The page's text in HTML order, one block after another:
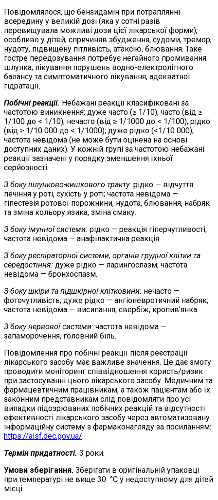
Повідомлялося, що бензидамін при потраплянні
всередину у великій дозі (яка у сотні разів
перевищувала можливі дози цієї лікарської форми),
особливо у дітей, спричиняв збудження, судоми, тремор,
нудоту, підвищену пітливість, атаксію, блювання. Таке
гостре передозування потребує негайного промивання
шлунка, лікування порушень водно-електролітного
балансу та симптоматичного лікування, адекватної
гідратації.
Побічні реакції. Небажані реакції класифіковані за
частотою виникнення: дуже часто (≥ 1/10); часто (від ≥
1/100 до < 1/10); нечасто (від ≥ 1/1000 до < 1/100); рідко
(від ≥ 1/10 000 до < 1/1000); дуже рідко (<1/10 000);
частота невідома (не може бути оцінена на основі
доступних даних). У кожній групі за частотою небажані
реакції зазначені у порядку зменшення їхньої
серйозності.
З боку шлунково-кишкового тракту: рідко — відчуття
печіння у роті, сухість у роті; частота невідома —
гіпестезія ротової порожнини, нудота, блювання, набряк
та зміна кольору язика, зміна смаку.
З боку імунної системи: рідко — реакція гіперчутливості;
частота невідома — анафілактична реакція.
З боку респіраторної системи, органів грудної клітки та
середостіння: дуже рідко — ларингоспазм; частота
невідома — бронхоспазм.
З боку шкіри та підшкірної клітковини: нечасто —
фоточутливість; дуже рідко — ангіоневротичний набряк;
частота невідома — висипання, свербіж, кропив’янка.
З боку нервової системи: частота невідома —
запаморочення, головний біль.
Повідомлення про побічні реакції після реєстрації
лікарського засобу має важливе значення. Це дає змогу
проводити моніторинг співвідношення користь/ризик
при застосуванні цього лікарського засобу. Медичним та
фармацевтичним працівникам, а також пацієнтам або їх
законним представникам слід повідомляти про усі
випадки підозрюваних побічних реакцій та відсутності
ефективності лікарського засобу через автоматизовану
інформаційну систему з фармаконагляду за посиланням:
https://aisf.dec.gov.ua/.
Термін придатності. 3 роки.
Умови зберігання. Зберігати в оригінальній упаковці
при температурі не вище 30 °С у недоступному для дітей
місці.